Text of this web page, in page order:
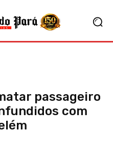
passageiro
com